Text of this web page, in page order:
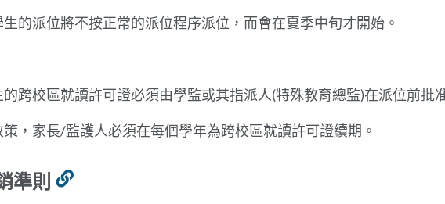
的派位將不按正常的派位程序派位，而會在夏季中旬才開始。
跨校區就讀許可證必須由學監或其指派人(特殊教育總監)在派位前批
，家長/監護人必須在每個學年為跨校區就讀許可證續期。
準則
Link